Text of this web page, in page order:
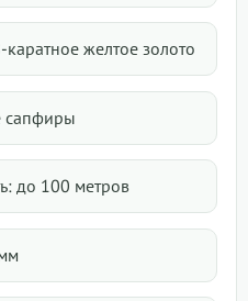
желтое золото
сапфиры
до 100 метров